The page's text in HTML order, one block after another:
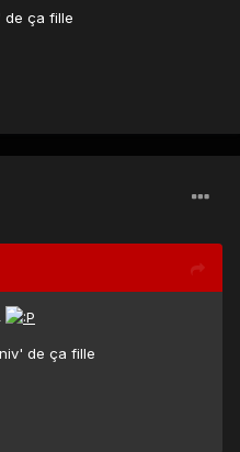
de ça fille
de ça fille